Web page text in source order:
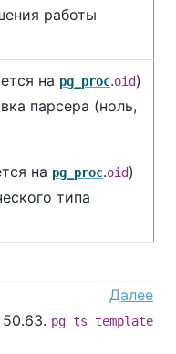
работы
на pg_proc.oid)
парсера (ноль,
на pg_proc.oid)
типа
Далее
50.63. pg_ts_template